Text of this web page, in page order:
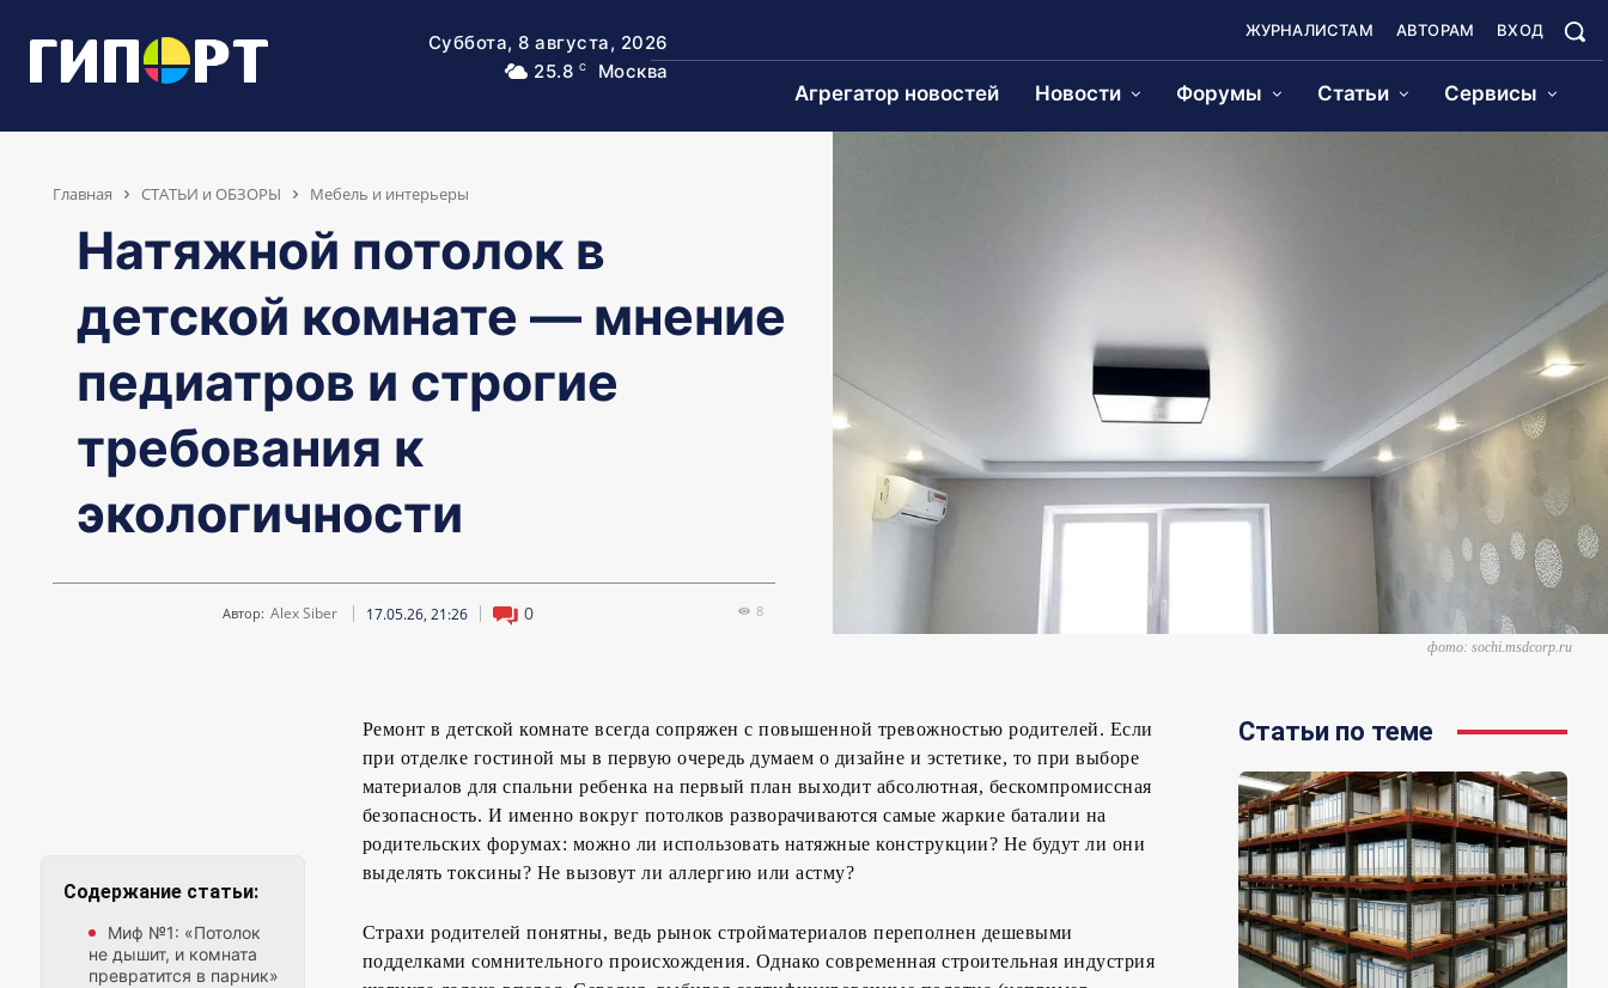
Суббота, 8 августа, 2026
25.8 C Москва
ЖУРНАЛИСТАМ АВТОРАМ ВХОД
Агрегатор новостей Новости Форумы Статьи Сервисы
Главная СТАТЬИ и ОБЗОРЫ Мебель и интерьеры
Натяжной потолок в
детской комнате — мнение
педиатров и строгие
требования к
экологичности
Автор: Alex Siber 17.05.26, 21:26 0 8
фото: sochi.msdcorp.ru
Содержание статьи:
Миф №1: «Потолок
не дышит, и комната
превратится в парник»
Ремонт в детской комнате всегда сопряжен с повышенной тревожностью родителей. Если
при отделке гостиной мы в первую очередь думаем о дизайне и эстетике, то при выборе
материалов для спальни ребенка на первый план выходит абсолютная, бескомпромиссная
безопасность. И именно вокруг потолков разворачиваются самые жаркие баталии на
родительских форумах: можно ли использовать натяжные конструкции? Не будут ли они
выделять токсины? Не вызовут ли аллергию или астму?
Страхи родителей понятны, ведь рынок стройматериалов переполнен дешевыми
подделками сомнительного происхождения. Однако современная строительная индустрия
Статьи по теме